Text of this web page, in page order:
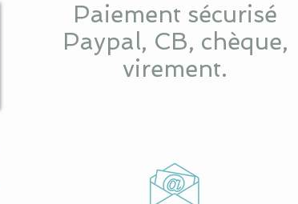
Paiement sécurisé
Paypal, CB, chèque,
virement.